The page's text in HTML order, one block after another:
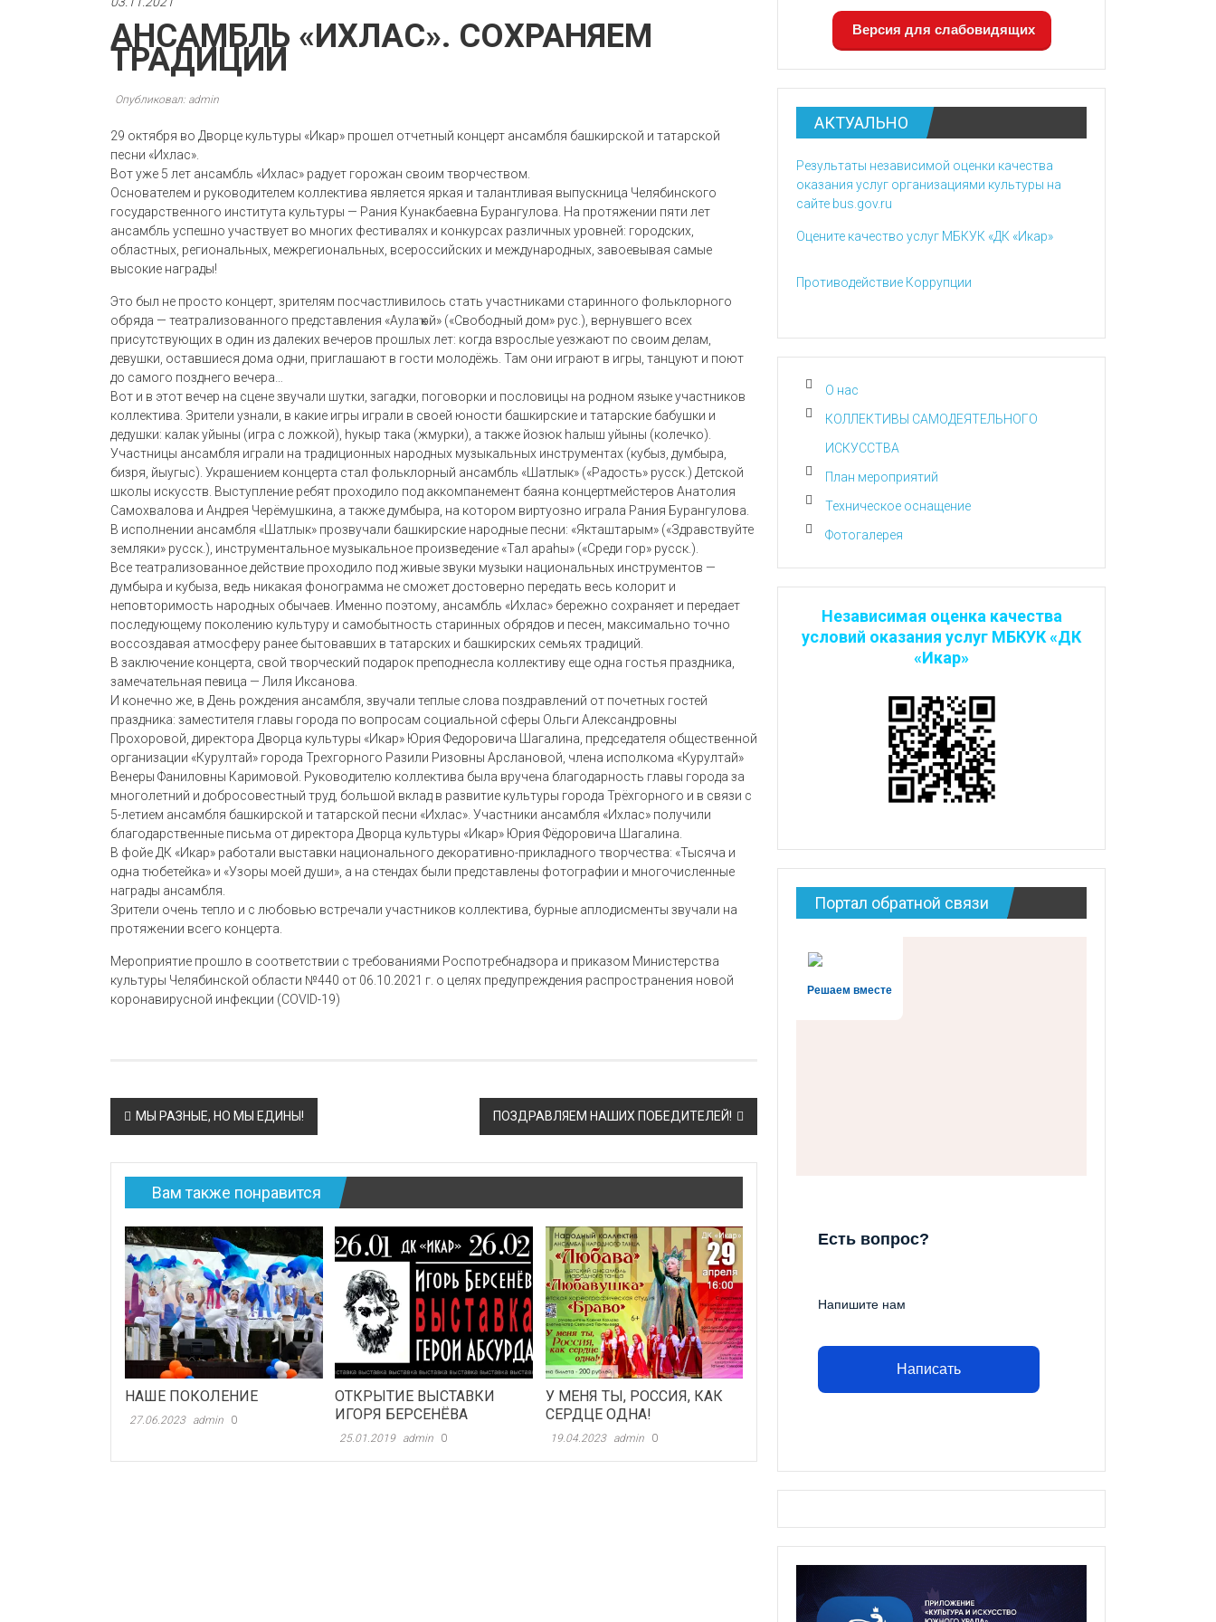
АНСАМБЛЬ «ИХЛАС». СОХРАНЯЕМ
ТРАДИЦИИ
Опубликовал: admin
29 октября во Дворце культуры «Икар» прошел отчетный концерт ансамбля башкирской и татарской
песни «Ихлас».
Вот уже 5 лет ансамбль «Ихлас» радует горожан своим творчеством.
Основателем и руководителем коллектива является яркая и талантливая выпускница Челябинского
государственного института культуры — Рания Кунакбаевна Бурангулова. На протяжении пяти лет
ансамбль успешно участвует во многих фестивалях и конкурсах различных уровней: городских,
областных, региональных, межрегиональных, всероссийских и международных, завоевывая самые
высокие награды!
Это был не просто концерт, зрителям посчастливилось стать участниками старинного фольклорного
обряда — театрализованного представления «Аулаҡ өй» («Свободный дом» рус.), вернувшего всех
присутствующих в один из далеких вечеров прошлых лет: когда взрослые уезжают по своим делам,
девушки, оставшиеся дома одни, приглашают в гости молодёжь. Там они играют в игры, танцуют и поют
до самого позднего вечера…
Вот и в этот вечер на сцене звучали шутки, загадки, поговорки и пословицы на родном языке участников
коллектива. Зрители узнали, в какие игры играли в своей юности башкирские и татарские бабушки и
дедушки: калак уйыны (игра с ложкой), hукыр така (жмурки), а также йозюк hалыш уйыны (колечко).
Участницы ансамбля играли на традиционных народных музыкальных инструментах (кубыз, думбыра,
бизря, йыугыс). Украшением концерта стал фольклорный ансамбль «Шатлык» («Радость» русск.) Детской
школы искусств. Выступление ребят проходило под аккомпанемент баяна концертмейстеров Анатолия
Самохвалова и Андрея Черёмушкина, а также думбыра, на котором виртуозно играла Рания Бурангулова.
В исполнении ансамбля «Шатлык» прозвучали башкирские народные песни: «Якташтарым» («Здравствуйте
земляки» русск.), инструментальное музыкальное произведение «Тал араhы» («Среди гор» русск.).
Все театрализованное действие проходило под живые звуки музыки национальных инструментов —
думбыра и кубыза, ведь никакая фонограмма не сможет достоверно передать весь колорит и
неповторимость народных обычаев. Именно поэтому, ансамбль «Ихлас» бережно сохраняет и передает
последующему поколению культуру и самобытность старинных обрядов и песен, максимально точно
воссоздавая атмосферу ранее бытовавших в татарских и башкирских семьях традиций.
В заключение концерта, свой творческий подарок преподнесла коллективу еще одна гостья праздника,
замечательная певица — Лиля Иксанова.
И конечно же, в День рождения ансамбля, звучали теплые слова поздравлений от почетных гостей
праздника: заместителя главы города по вопросам социальной сферы Ольги Александровны
Прохоровой, директора Дворца культуры «Икар» Юрия Федоровича Шагалина, председателя общественной
организации «Курултай» города Трехгорного Разили Ризовны Арслановой, члена исполкома «Курултай»
Венеры Фаниловны Каримовой. Руководителю коллектива была вручена благодарность главы города за
многолетний и добросовестный труд, большой вклад в развитие культуры города Трёхгорного и в связи с
5-летием ансамбля башкирской и татарской песни «Ихлас». Участники ансамбля «Ихлас» получили
благодарственные письма от директора Дворца культуры «Икар» Юрия Фёдоровича Шагалина.
В фойе ДК «Икар» работали выставки национального декоративно-прикладного творчества: «Тысяча и
одна тюбетейка» и «Узоры моей души», а на стендах были представлены фотографии и многочисленные
награды ансамбля.
Зрители очень тепло и с любовью встречали участников коллектива, бурные аплодисменты звучали на
протяжении всего концерта.
Мероприятие прошло в соответствии с требованиями Роспотребнадзора и приказом Министерства
культуры Челябинской области №440 от 06.10.2021 г. о целях предупреждения распространения новой
коронавирусной инфекции (COVID-19)
Навигация
по
записям
МЫ РАЗНЫЕ, НО МЫ ЕДИНЫ! ПОЗДРАВЛЯЕМ НАШИХ ПОБЕДИТЕЛЕЙ!
Вам также понравится
НАШЕ ПОКОЛЕНИЕ
27.06.2023 admin 0
ОТКРЫТИЕ ВЫСТАВКИ
ИГОРЯ БЕРСЕНЁВА
25.01.2019 admin 0
У МЕНЯ ТЫ, РОССИЯ, КАК
СЕРДЦЕ ОДНА!
19.04.2023 admin 0
Версия для слабовидящих
АКТУАЛЬНО
Результаты независимой оценки качества
оказания услуг организациями культуры на
сайте bus.gov.ru
Оцените качество услуг МБКУК «ДК «Икар»
Противодействие Коррупции
О нас
КОЛЛЕКТИВЫ САМОДЕЯТЕЛЬНОГО
ИСКУССТВА
План мероприятий
Техническое оснащение
Фотогалерея
Независимая оценка качества
условий оказания услуг МБКУК «ДК
«Икар»
Портал обратной связи
Решаем вместе
Есть вопрос?
Напишите нам
Написать